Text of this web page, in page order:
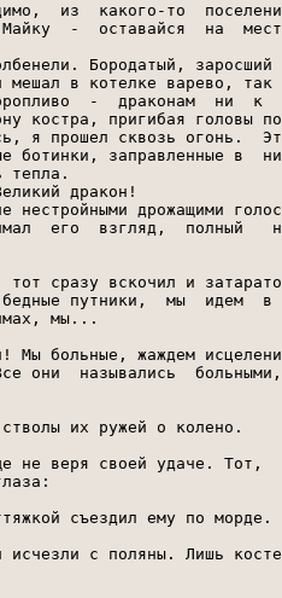
из  какого-то
Майку  -  оставайся  на
Бородатый, заросший
мешал в котелке варево,
-  драконам  ни  к
костра, пригибая головы
я прошел сквозь огонь.
ботинки, заправленные в
тепла.
дракон!
нестройными дрожащими
его  взгляд,  полный
тот сразу вскочил и
путники,  мы  идем  в
мы...
Мы больные, жаждем
они  назывались
их ружей о колено.
не веря своей удаче. Тот,
съездил ему по морде.
исчезли с поляны. Лишь